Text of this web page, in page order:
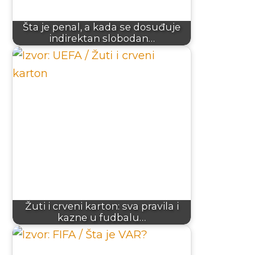
Šta je penal, a kada se dosuđuje
indirektan slobodan…
Žuti i crveni karton: sva pravila i
kazne u fudbalu…